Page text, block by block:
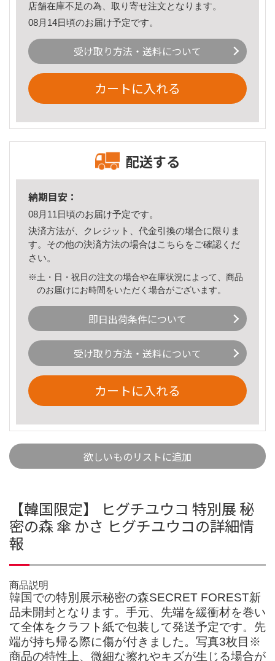
店舗在庫不足の為、取り寄せ注文となります。
08月14日頃のお届け予定です。
受け取り方法・送料について
カートに入れる
配送する
納期目安：
08月11日頃のお届け予定です。
決済方法が、クレジット、代金引換の場合に限りま
す。その他の決済方法の場合はこちら をご確認くだ
さい。
※土・日・祝日の注文の場合や在庫状況によって、商品
のお届けにお時間をいただく場合がございます。
即日出荷条件について
受け取り方法・送料について
カートに入れる
欲しいものリストに追加
【韓国限定】 ヒグチユウコ 特別展 秘
密の森 傘 かさ ヒグチユウコの詳細情
報
商品説明
韓国での特別展示秘密の森SECRET FOREST新
品未開封となります。手元、先端を緩衝材を巻い
て全体をクラフト紙で包装して発送予定です。先
端が持ち帰る際に傷が付きました。写真3枚目※
商品の特性上、微細な擦れやキズが生じる場合が